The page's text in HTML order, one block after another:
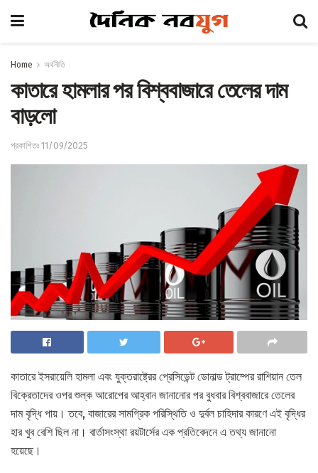
Home অর্থনীতি
কাতারে হামলার পর বিশ্ববাজারে তেলের দাম
বাড়লো
প্রকাশিতঃ 11/09/2025
কাতারে ইসরায়েলি হামলা এবং যুক্তরাষ্ট্রের প্রেসিডেন্ট ডোনাল্ড ট্রাম্পের রাশিয়ান তেল
বিক্রেতাদের ওপর শুল্ক আরোপের আহ্বান জানানোর পর বুধবার বিশ্ববাজারে তেলের
দাম বৃদ্ধি পায়। তবে, বাজারের সামগ্রিক পরিস্থিতি ও দুর্বল চাহিদার কারণে এই বৃদ্ধির
হার খুব বেশি ছিল না। বার্তাসংস্থা রয়টার্সের এক প্রতিবেদনে এ তথ্য জানানো
হয়েছে।